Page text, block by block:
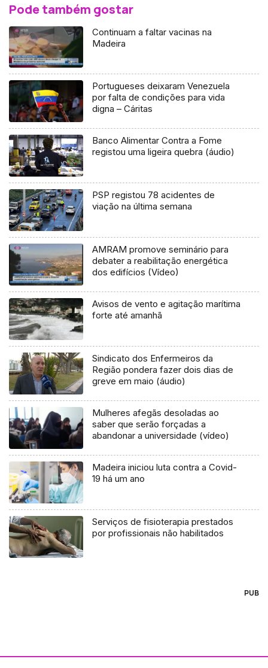
Pode também gostar
Continuam a faltar vacinas na
Madeira
Portugueses deixaram Venezuela
por falta de condições para vida
digna – Cáritas
Banco Alimentar Contra a Fome
registou uma ligeira quebra (áudio)
PSP registou 78 acidentes de
viação na última semana
AMRAM promove seminário para
debater a reabilitação energética
dos edifícios (Vídeo)
Avisos de vento e agitação marítima
forte até amanhã
Sindicato dos Enfermeiros da
Região pondera fazer dois dias de
greve em maio (áudio)
Mulheres afegãs desoladas ao
saber que serão forçadas a
abandonar a universidade (vídeo)
Madeira iniciou luta contra a Covid-
19 há um ano
Serviços de fisioterapia prestados
por profissionais não habilitados
PUB